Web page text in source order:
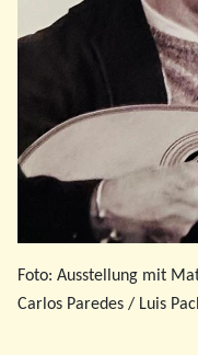
Foto: Ausstellung mit
Carlos Paredes / Luis